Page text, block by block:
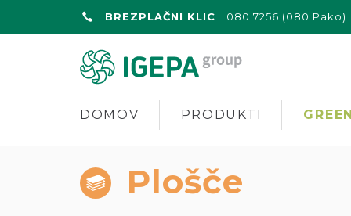
BREZPLAČNI KLIC 080 7256 (080 Pako)
DOMOV PRODUKTI
Plošče